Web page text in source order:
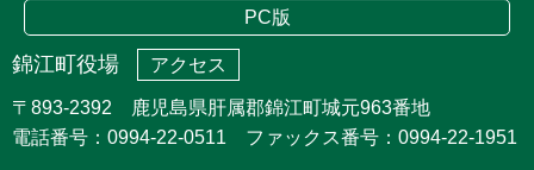
PC版
錦江町役場 アクセス
〒893-2392 鹿児島県肝属郡錦江町城元963番地
電話番号：0994-22-0511 ファックス番号：0994-22-1951